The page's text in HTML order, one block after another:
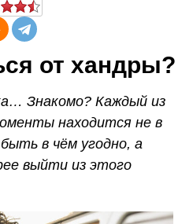
от хандры?
Знакомо? Каждый из
находится не в
в чём угодно, а
выйти из этого